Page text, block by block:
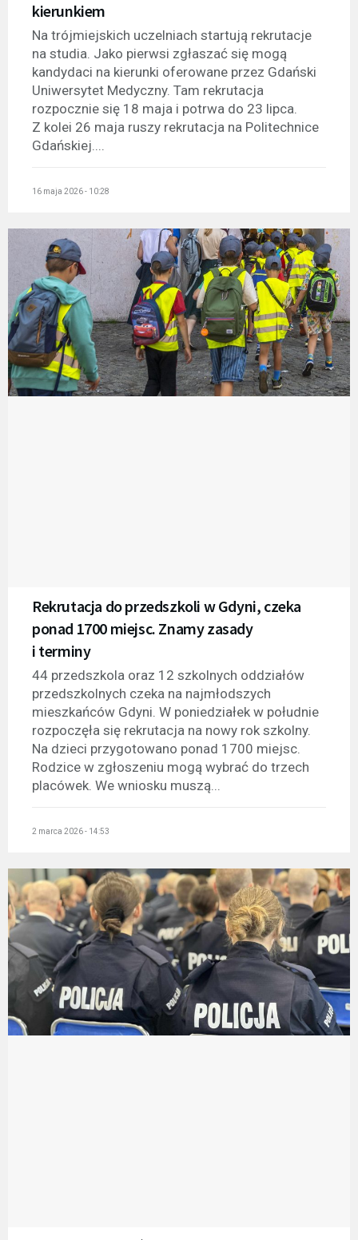
kierunkiem
Na trójmiejskich uczelniach startują rekrutacje
na studia. Jako pierwsi zgłaszać się mogą
kandydaci na kierunki oferowane przez Gdański
Uniwersytet Medyczny. Tam rekrutacja
rozpocznie się 18 maja i potrwa do 23 lipca.
Z kolei 26 maja ruszy rekrutacja na Politechnice
Gdańskiej....
16 maja 2026 - 10:28
Rekrutacja do przedszkoli w Gdyni, czeka
ponad 1700 miejsc. Znamy zasady
i terminy
44 przedszkola oraz 12 szkolnych oddziałów
przedszkolnych czeka na najmłodszych
mieszkańców Gdyni. W poniedziałek w południe
rozpoczęła się rekrutacja na nowy rok szkolny.
Na dzieci przygotowano ponad 1700 miejsc.
Rodzice w zgłoszeniu mogą wybrać do trzech
placówek. We wniosku muszą...
2 marca 2026 - 14:53